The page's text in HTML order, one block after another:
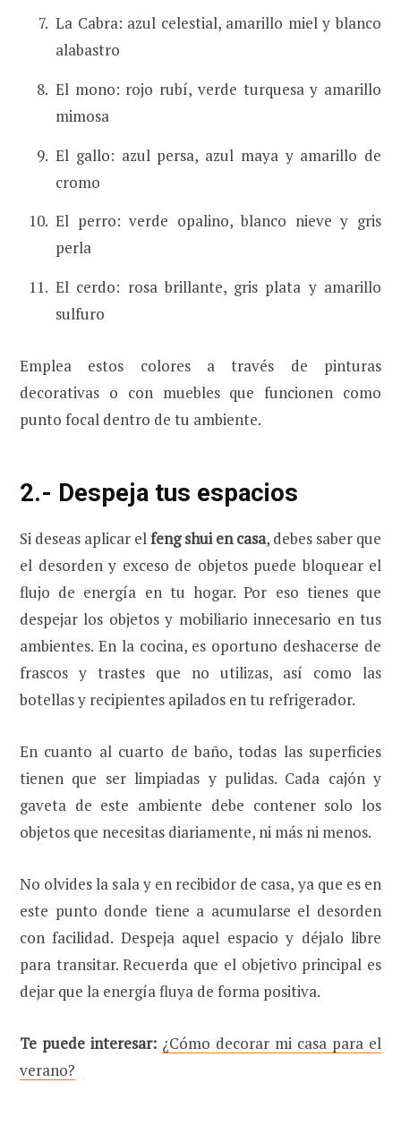
La Cabra: azul celestial, amarillo miel y blanco
alabastro
El mono: rojo rubí, verde turquesa y amarillo
mimosa
El gallo: azul persa, azul maya y amarillo de
cromo
El perro: verde opalino, blanco nieve y gris
perla
El cerdo: rosa brillante, gris plata y amarillo
sulfuro
Emplea estos colores a través de pinturas
decorativas o con muebles que funcionen como
punto focal dentro de tu ambiente.
2.- Despeja tus espacios
Si deseas aplicar elfeng shui en casa, debes saber que
el desorden y exceso de objetos puede bloquear el
flujo de energía en tu hogar. Por eso tienes que
despejar los objetos y mobiliario innecesario en tus
ambientes. En la cocina, es oportuno deshacerse de
frascos y trastes que no utilizas, así como las
botellas y recipientes apilados en tu refrigerador.
En cuanto al cuarto de baño, todas las superficies
tienen que ser limpiadas y pulidas. Cada cajón y
gaveta de este ambiente debe contener solo los
objetos que necesitas diariamente, ni más ni menos.
No olvides la sala y en recibidor de casa, ya que es en
este punto donde tiene a acumularse el desorden
con facilidad. Despeja aquel espacio y déjalo libre
para transitar. Recuerda que el objetivo principal es
dejar que la energía fluya de forma positiva.
Te puede interesar: ¿Cómo decorar mi casa para el
verano?